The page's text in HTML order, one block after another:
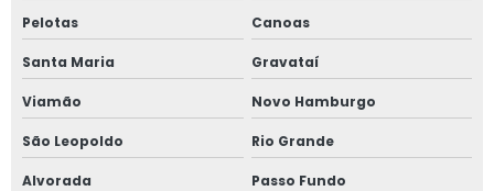
Pelotas Canoas
Santa Maria Gravataí
Viamão Novo Hamburgo
São Leopoldo Rio Grande
Alvorada Passo Fundo